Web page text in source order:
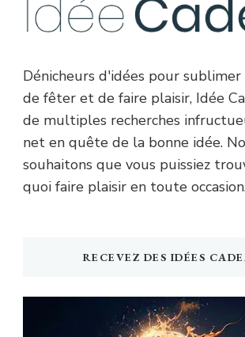
Dénicheurs d'idées pour sublimer
de fêter et de faire plaisir, Idée
de multiples recherches
net en quête de la bonne idée.
souhaitons que vous puissiez
quoi faire plaisir en toute
RECEVEZ DES IDÉES